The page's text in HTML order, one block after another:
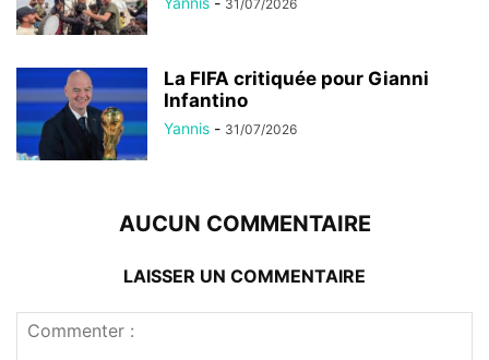
31/07/2026
La FIFA critiquée pour Gianni
Infantino
Yannis - 31/07/2026
AUCUN COMMENTAIRE
LAISSER UN COMMENTAIRE